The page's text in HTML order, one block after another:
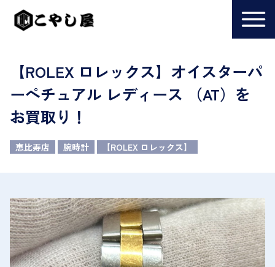
【ROLEX ロレックス】オイスターパ
ーペチュアル レディース （AT）を
お買取り！
恵比寿店 腕時計 【ROLEX ロレックス】